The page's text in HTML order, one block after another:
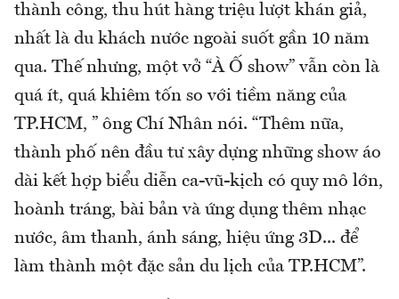
thành công, thu hút hàng triệu lượt khán giả,
nhất là du khách nước ngoài suốt gần 10 năm
qua. Thế nhưng, một vở “À Ố show” vẫn còn là
quá ít, quá khiêm tốn so với tiềm năng của
TP.HCM, ” ông Chí Nhân nói. “Thêm nữa,
thành phố nên đầu tư xây dựng những show áo
dài kết hợp biểu diễn ca-vũ-kịch có quy mô lớn,
hoành tráng, bài bản và ứng dụng thêm nhạc
nước, âm thanh, ánh sáng, hiệu ứng 3D... để
làm thành một đặc sản du lịch của TP.HCM”.